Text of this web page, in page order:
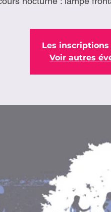
Les inscriptions
Voir autres